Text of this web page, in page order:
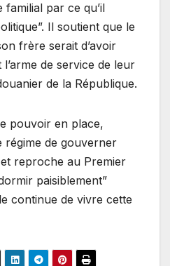
par ce qu’il
Il soutient que le
frère serait d’avoir
de service de leur
de la République.
pouvoir en place,
régime de gouverner
reproche au Premier
paisiblement”
continue de vivre cette